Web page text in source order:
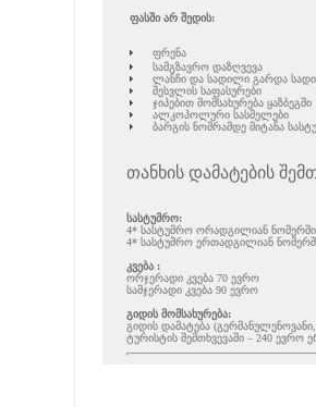
ფასში არ შედის:
ფრენა
სამგზავრო დაზღვევა
ლანჩი და სადილი გარდა
შესვლის საფასურები
ჯიპებით მომსახურება ყაზბეგში
ალკოჰოლური სასმელები
ბარგის ნომრამდე მიტანა
თანხის დამატების
სასტუმრო:
4* სასტუმრო ორადგილიან ნომერში
4* სასტუმრო ერთადგილიან
კვება :
ორჯერადი კვება 70 ევრო
სამჯერადი კვება 90 ევრო
გიდის მომსახურება:
გიდის დამატება
ტურისტის შემთხვევაში – 240 ევრო